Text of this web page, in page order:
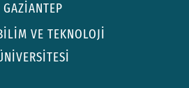
GAZİANTEP
VE TEKNOLOJİ